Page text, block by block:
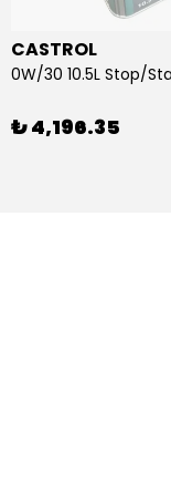
CASTROL
₺ 4,196.35